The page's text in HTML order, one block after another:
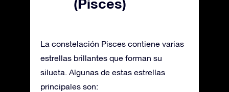
(Pisces)
La constelación Pisces contiene varias
estrellas brillantes que forman su
silueta. Algunas de estas estrellas
principales son: